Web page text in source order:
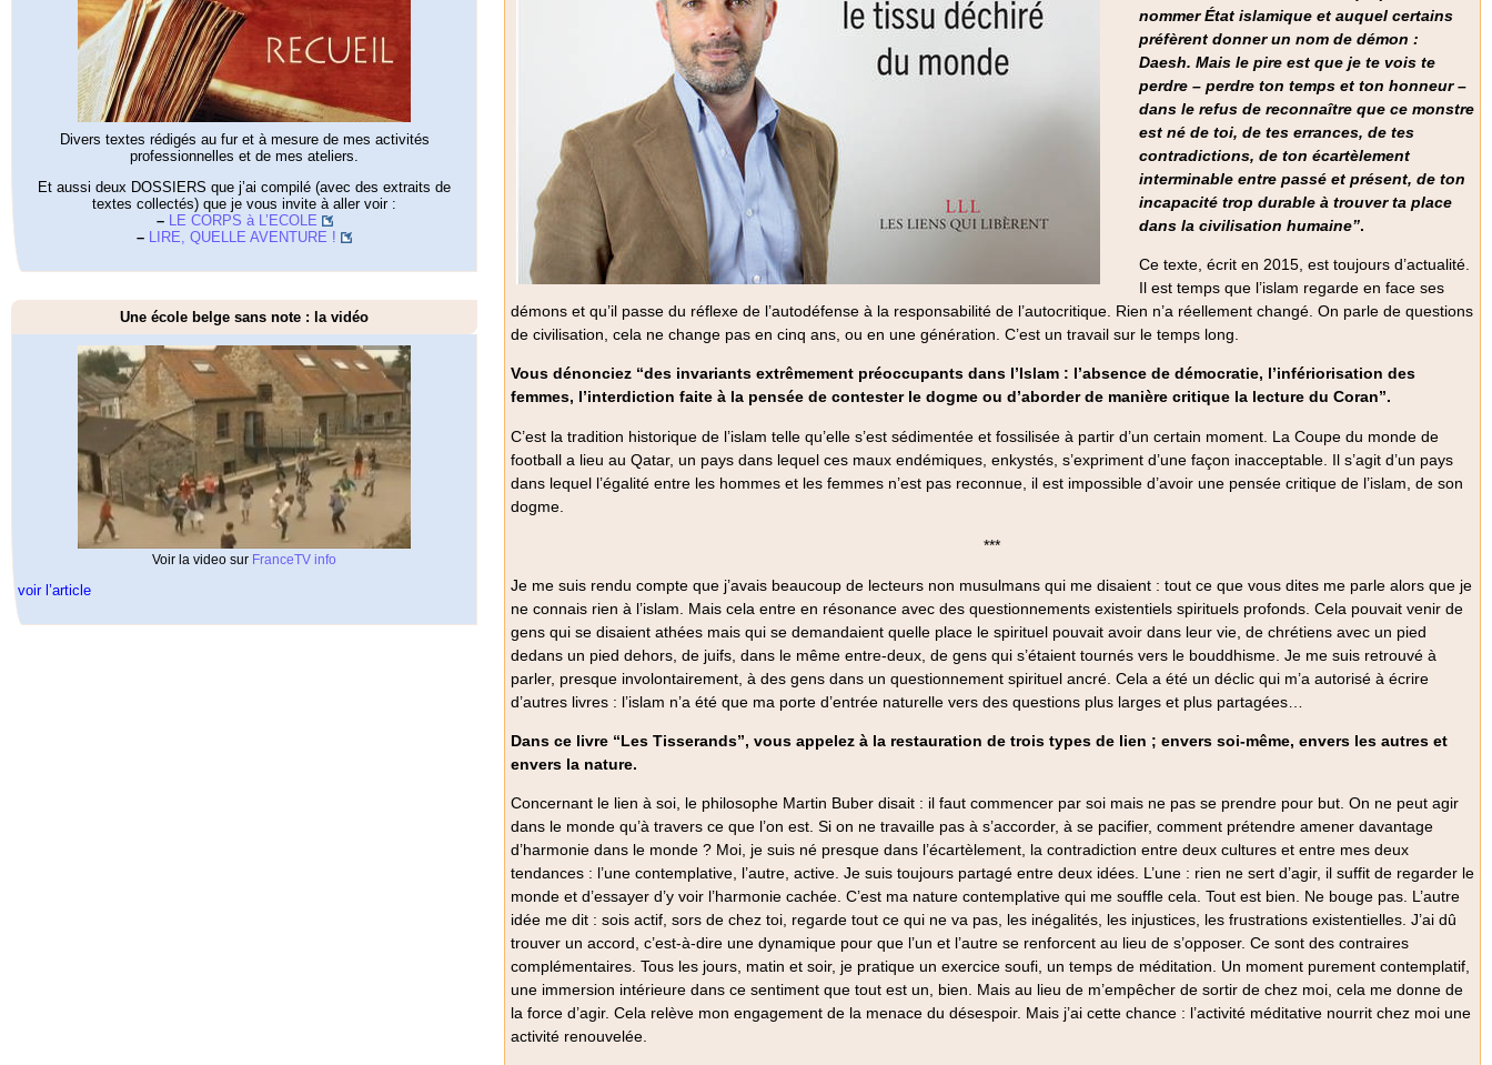
nommer État islamique et auquel certains
préfèrent donner un nom de démon :
Daesh. Mais le pire est que je te vois te
perdre – perdre ton temps et ton honneur –
dans le refus de reconnaître que ce monstre
est né de toi, de tes errances, de tes
contradictions, de ton écartèlement
interminable entre passé et présent, de ton
incapacité trop durable à trouver ta place
dans la civilisation humaine”.
Ce texte, écrit en 2015, est toujours d’actualité.
Il est temps que l’islam regarde en face ses
démons et qu’il passe du réflexe de l’autodéfense à la responsabilité de l’autocritique. Rien n’a réellement changé. On parle de questions
de civilisation, cela ne change pas en cinq ans, ou en une génération. C’est un travail sur le temps long.
Vous dénonciez “des invariants extrêmement préoccupants dans l’Islam : l’absence de démocratie, l’infériorisation des
femmes, l’interdiction faite à la pensée de contester le dogme ou d’aborder de manière critique la lecture du Coran”.
C’est la tradition historique de l’islam telle qu’elle s’est sédimentée et fossilisée à partir d’un certain moment. La Coupe du monde de
football a lieu au Qatar, un pays dans lequel ces maux endémiques, enkystés, s’expriment d’une façon inacceptable. Il s’agit d’un pays
dans lequel l’égalité entre les hommes et les femmes n’est pas reconnue, il est impossible d’avoir une pensée critique de l’islam, de son
dogme.
***
Je me suis rendu compte que j’avais beaucoup de lecteurs non musulmans qui me disaient : tout ce que vous dites me parle alors que je
ne connais rien à l’islam. Mais cela entre en résonance avec des questionnements existentiels spirituels profonds. Cela pouvait venir de
gens qui se disaient athées mais qui se demandaient quelle place le spirituel pouvait avoir dans leur vie, de chrétiens avec un pied
dedans un pied dehors, de juifs, dans le même entre-deux, de gens qui s’étaient tournés vers le bouddhisme. Je me suis retrouvé à
parler, presque involontairement, à des gens dans un questionnement spirituel ancré. Cela a été un déclic qui m’a autorisé à écrire
d’autres livres : l’islam n’a été que ma porte d’entrée naturelle vers des questions plus larges et plus partagées…
Dans ce livre “Les Tisserands”, vous appelez à la restauration de trois types de lien ; envers soi-même, envers les autres et
envers la nature.
Concernant le lien à soi, le philosophe Martin Buber disait : il faut commencer par soi mais ne pas se prendre pour but. On ne peut agir
dans le monde qu’à travers ce que l’on est. Si on ne travaille pas à s’accorder, à se pacifier, comment prétendre amener davantage
d’harmonie dans le monde ? Moi, je suis né presque dans l’écartèlement, la contradiction entre deux cultures et entre mes deux
tendances : l’une contemplative, l’autre, active. Je suis toujours partagé entre deux idées. L’une : rien ne sert d’agir, il suffit de regarder le
monde et d’essayer d’y voir l’harmonie cachée. C’est ma nature contemplative qui me souffle cela. Tout est bien. Ne bouge pas. L’autre
idée me dit : sois actif, sors de chez toi, regarde tout ce qui ne va pas, les inégalités, les injustices, les frustrations existentielles. J’ai dû
trouver un accord, c’est-à-dire une dynamique pour que l’un et l’autre se renforcent au lieu de s’opposer. Ce sont des contraires
complémentaires. Tous les jours, matin et soir, je pratique un exercice soufi, un temps de méditation. Un moment purement contemplatif,
une immersion intérieure dans ce sentiment que tout est un, bien. Mais au lieu de m’empêcher de sortir de chez moi, cela me donne de
la force d’agir. Cela relève mon engagement de la menace du désespoir. Mais j’ai cette chance : l’activité méditative nourrit chez moi une
activité renouvelée.
Divers textes rédigés au fur et à mesure de mes activités
professionnelles et de mes ateliers.
Et aussi deux DOSSIERS que j’ai compilé (avec des extraits de
textes collectés) que je vous invite à aller voir :
–
LE CORPS à L’ECOLE
–
LIRE, QUELLE AVENTURE !
Une école belge sans note : la vidéo
Voir la video sur FranceTV info
voir l’article